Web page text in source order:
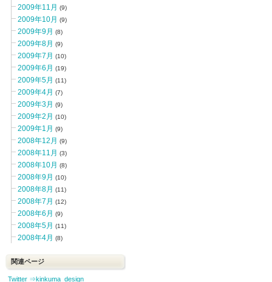
2009年11月 (9)
2009年10月 (9)
2009年9月 (8)
2009年8月 (9)
2009年7月 (10)
2009年6月 (19)
2009年5月 (11)
2009年4月 (7)
2009年3月 (9)
2009年2月 (10)
2009年1月 (9)
2008年12月 (9)
2008年11月 (3)
2008年10月 (8)
2008年9月 (10)
2008年8月 (11)
2008年7月 (12)
2008年6月 (9)
2008年5月 (11)
2008年4月 (8)
関連ページ
Twitter ⇒kinkuma_design